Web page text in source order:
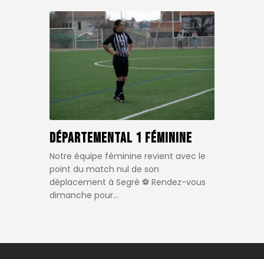
Départemental 1 Féminine
Notre équipe féminine revient avec le
point du match nul de son
déplacement à Segré ⚽️ Rendez-vous
dimanche pour…